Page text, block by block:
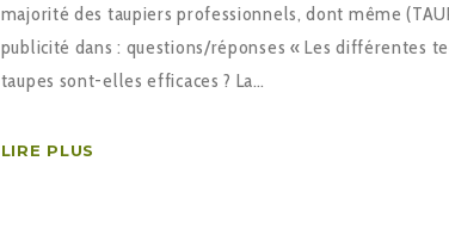
majorité des taupiers professionnels, dont même
publicité dans : questions/réponses « Les différentes
taupes sont-elles efficaces ? La…
LIRE PLUS